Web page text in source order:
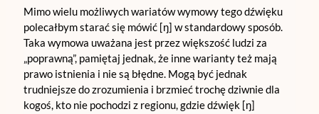
Mimo wielu możliwych wariatów wymowy tego dźwięku
polecałbym starać się mówić [ŋ] w standardowy sposób.
Taka wymowa uważana jest przez większość ludzi za
„poprawną”, pamiętaj jednak, że inne warianty też mają
prawo istnienia i nie są błędne. Mogą być jednak
trudniejsze do zrozumienia i brzmieć trochę dziwnie dla
kogoś, kto nie pochodzi z regionu, gdzie dźwięk [ŋ]